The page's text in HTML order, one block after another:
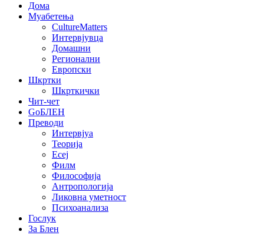
Дома
Муабетења
CultureMatters
Интервјувца
Домашни
Регионални
Европски
Шкртки
Шкрткички
Чит-чет
GoБЛЕН
Преводи
Интервјуа
Теорија
Есеј
Филм
Философија
Антропологија
Ликовна уметност
Психоанализа
Гослук
За Блен